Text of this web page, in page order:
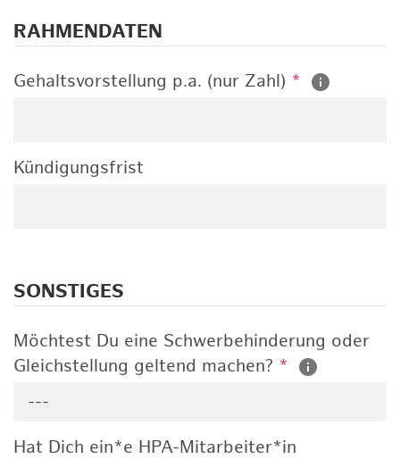
RAHMENDATEN
Gehaltsvorstellung p.a. (nur Zahl) *
Kündigungsfrist
SONSTIGES
Möchtest Du eine Schwerbehinderung oder
Gleichstellung geltend machen? *
---
Hat Dich ein*e HPA-Mitarbeiter*in